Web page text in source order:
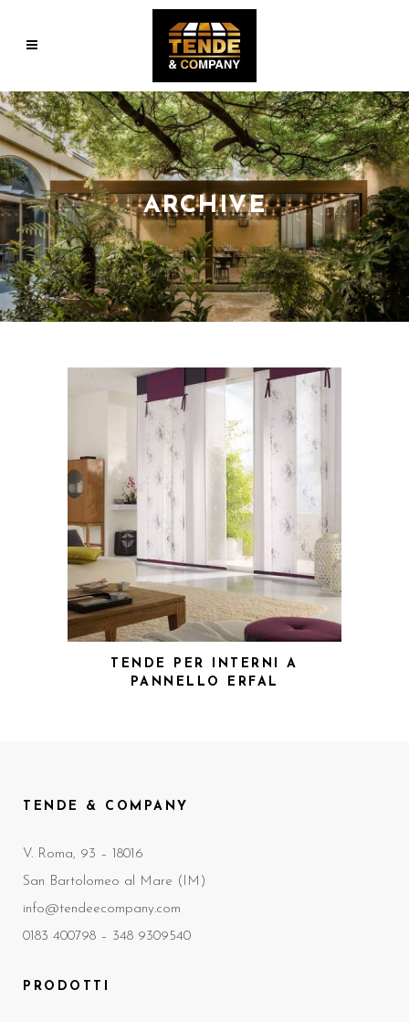
ARCHIVE
TENDE PER INTERNI A
PANNELLO ERFAL
TENDE & COMPANY
V. Roma, 93 – 18016
San Bartolomeo al Mare (IM)
info@tendeecompany.com
0183 400798 – 348 9309540
PRODOTTI